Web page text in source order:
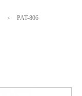
> PAT-806